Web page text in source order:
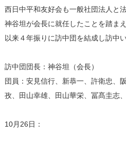
西日中平和友好会も一般社団法人と
神谷坦が会長に就任したことを踏ま
以来４年振りに訪中団を結成し訪中
訪中団団長：神谷坦（会長）
団員：安見信行、新恭一、許衛忠、
孜、田山幸雄、田山華栄、冨髙圭志
10月26日：